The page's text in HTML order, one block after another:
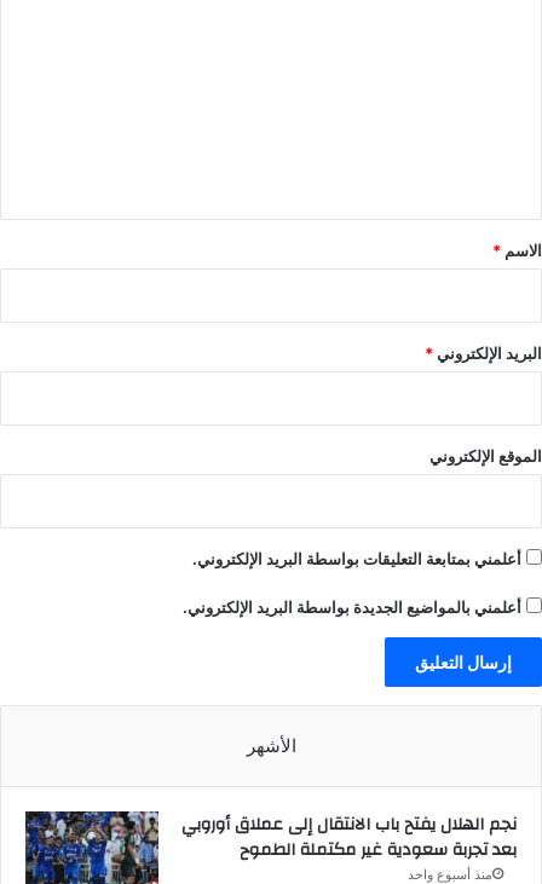
*
الاسم *
البريد الإلكتروني*
الموقع الإلكتروني
أعلمني بمتابعة التعليقات بواسطة البريد الإلكتروني.
أعلمني بالمواضيع الجديدة بواسطة البريد الإلكتروني.
الأشهر
نجم الهلال يفتح باب الانتقال إلى عملاق أوروبي
بعد تجربة سعودية غير مكتملة الطموح
منذ أسبوع واحد